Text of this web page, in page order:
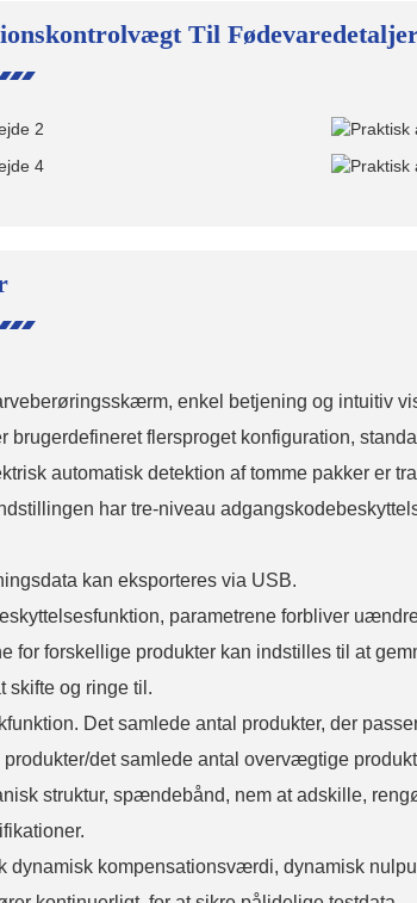
Til
enkel betjening og intuitiv
brugerdefineret flersproget konfiguration,
automatisk detektion af tomme pakker er
har tre-niveau
kan eksporteres via USB.
parametrene forbliver
for forskellige produkter kan indstilles til at
skifte og ringe til.
Det samlede antal produkter, der
det samlede antal overvægtige
struktur, spændebånd, nem at adskille,
dynamisk kompensationsværdi, dynamisk